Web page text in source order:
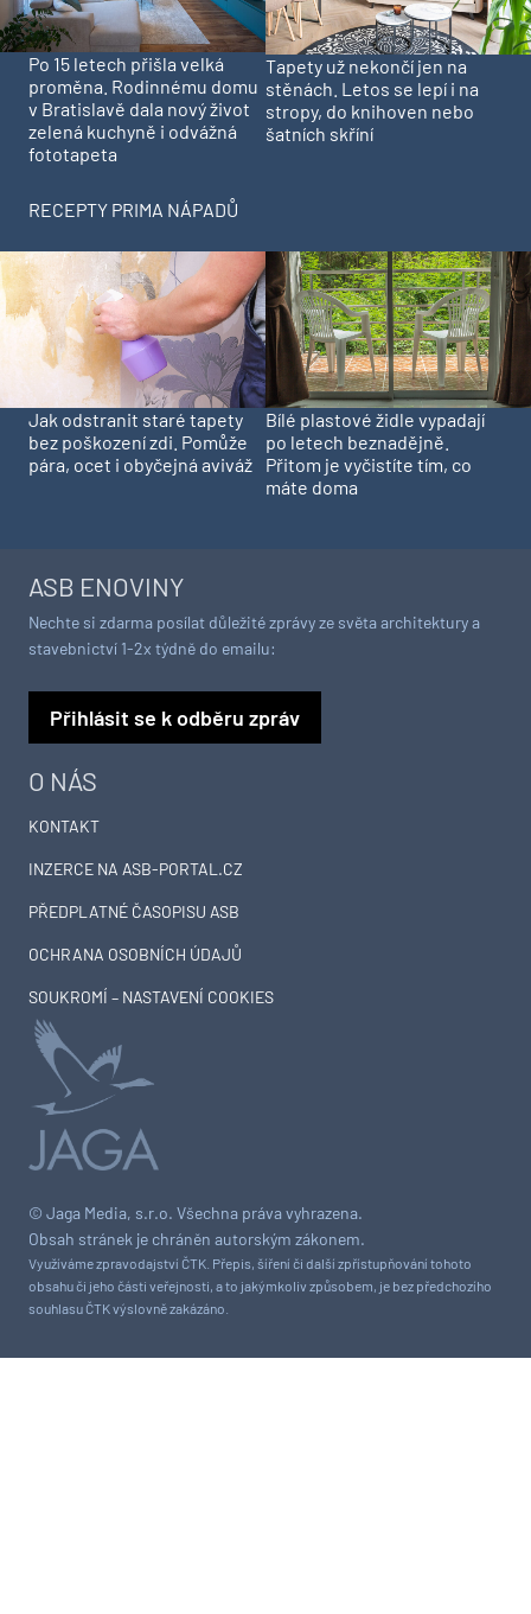
Po 15 letech přišla velká
proměna. Rodinnému domu
v Bratislavě dala nový život
zelená kuchyně i odvážná
fototapeta
Tapety už nekončí jen na
stěnách. Letos se lepí i na
stropy, do knihoven nebo
šatních skříní
RECEPTY PRIMA NÁPADŮ
Jak odstranit staré tapety
bez poškození zdi. Pomůže
pára, ocet i obyčejná aviváž
Bílé plastové židle vypadají
po letech beznadějně.
Přitom je vyčistíte tím, co
máte doma
© Jaga Media, s.r.o. Všechna práva vyhrazena.
Obsah stránek je chráněn autorským zákonem.
Využíváme zpravodajství ČTK. Přepis, šíření či další zpřístupňování tohoto
obsahu či jeho části veřejnosti, a to jakýmkoliv způsobem, je bez předchozího
souhlasu ČTK výslovně zakázáno.
O NÁS
KONTAKT
INZERCE NA ASB-PORTAL.CZ
PŘEDPLATNÉ ČASOPISU ASB
OCHRANA OSOBNÍCH ÚDAJŮ
SOUKROMÍ – NASTAVENÍ COOKIES
ASB ENOVINY
Nechte si zdarma posílat důležité zprávy ze světa architektury a
stavebnictví 1-2x týdně do emailu:
Přihlásit se k odběru zpráv